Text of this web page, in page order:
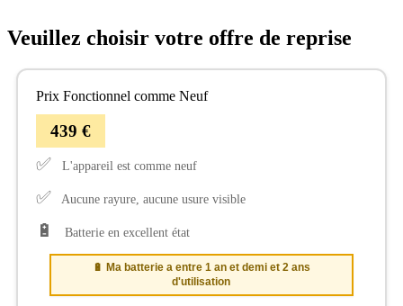
Veuillez choisir votre offre de reprise
Prix Fonctionnel comme Neuf
439 €
✅ L'appareil est comme neuf
✅ Aucune rayure, aucune usure visible
🔋 Batterie en excellent état
🔋 Ma batterie a entre 1 an et demi et 2 ans
d'utilisation